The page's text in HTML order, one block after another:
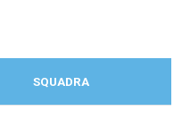
SQUADRA